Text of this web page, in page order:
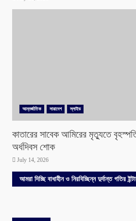
আন্তর্জাতিক সারাদেশ স্লাইড
কাতারের সাবেক আমিরের মৃত্যুতে
অর্ধদিবস শোক
July 14, 2026
আমরা দিচ্ছি বাধাহীন ও নিরবিচ্ছিন্ন দুর্দান্ত গতির